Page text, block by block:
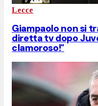
Lecce
Giampaolo non si
diretta tv dopo
clamoroso!"